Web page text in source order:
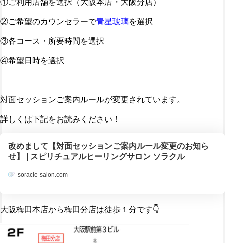
②ご希望のカウンセラーで青星玻璃を選択
③各コース・所要時間を選択
④希望日時を選択
対面セッションご案内ルールが変更されています。
詳しくは下記をお読みください！
改めまして【対面セッションご案内ルール変更のお知ら
せ】 | スピリチュアルヒーリングサロン ソラクル
soracle-salon.com
大阪梅田本店から梅田分店は徒歩１分です👇️